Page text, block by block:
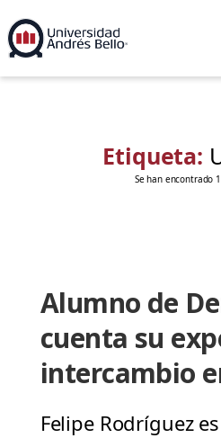
Etiqueta:
Se han encontrado
Alumno de
cuenta su
intercambio
Felipe Rodríguez